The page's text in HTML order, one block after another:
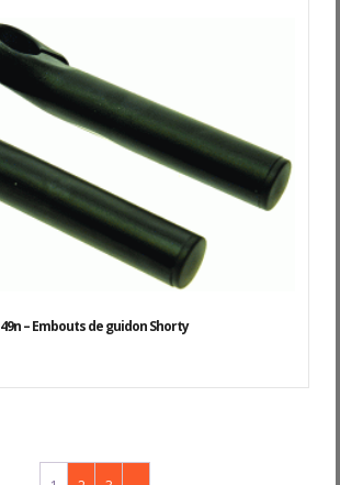
49n – Embouts de guidon Shorty